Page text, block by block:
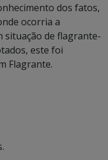
dos fatos,
ocorria a
situação de flagrante-
este foi
Flagrante.